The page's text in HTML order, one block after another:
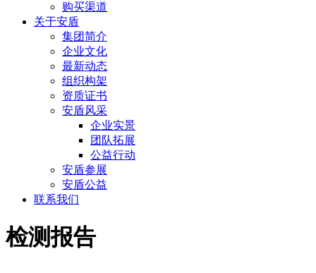
购买渠道
关于安盾
集团简介
企业文化
最新动态
组织构架
资质证书
安盾风采
企业实景
团队拓展
公益行动
安盾参展
安盾公益
联系我们
检测报告